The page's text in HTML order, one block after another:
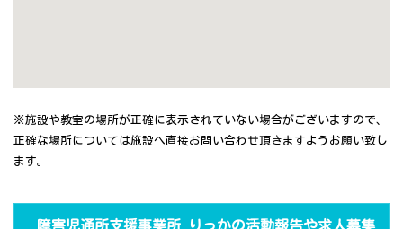
※施設や教室の場所が正確に表示されていない場合がございますので、
正確な場所については施設へ直接お問い合わせ頂きますようお願い致し
ます。
障害児通所支援事業所 りっかの活動報告や求人募集